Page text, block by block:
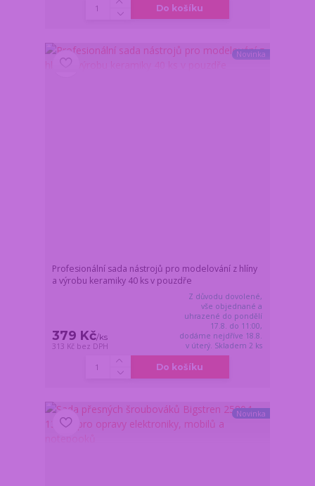
Do košíku
Novinka
Profesionální sada nástrojů pro modelování z hlíny
a výrobu keramiky 40 ks v pouzdře
379 Kč/ks
313 Kč bez DPH
Z důvodu dovolené,
vše objednané a
uhrazené do pondělí
17.8. do 11:00,
dodáme nejdříve 18.8.
v úterý. Skladem 2 ks
Do košíku
Novinka